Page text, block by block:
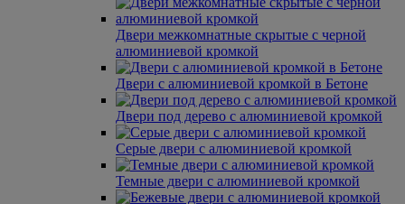
Двери межкомнатные скрытые с черной
алюминиевой кромкой
Двери с алюминиевой кромкой в Бетоне
Двери под дерево с алюминиевой кромкой
Серые двери с алюминиевой кромкой
Темные двери с алюминиевой кромкой